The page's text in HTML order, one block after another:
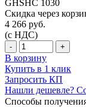
GHSHC 1030
Скидка через
4 266 руб.
(с НДС)
- +
В корзину
Купить в 1 клик
Запросить КП
Нашли дешевле?
Способы